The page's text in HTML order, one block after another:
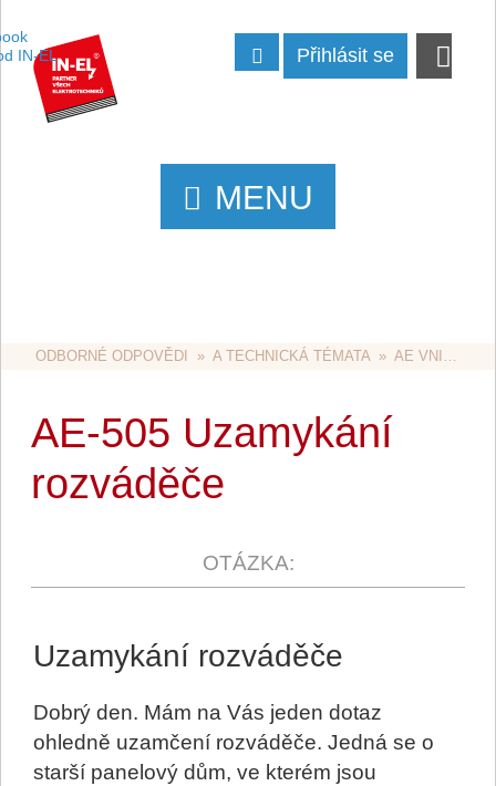
Přihlásit se
MENU
ODBORNÉ ODPOVĚDI
  »
A TECHNICKÁ TÉMATA
  »
AE VNITŘNÍ ROZVODY
AE-505 Uzamykání
rozváděče
Uzamykání rozváděče
Dobrý den. Mám na Vás jeden dotaz
ohledně uzamčení rozváděče. Jedná se o
starší panelový dům, ve kterém jsou